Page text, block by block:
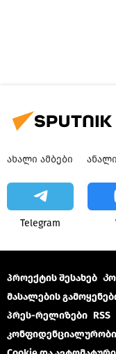
ᲐᲮᲐᲚᲘ ᲐᲛᲑᲔᲑᲘ
Telegram
პროექტის შესახებ
მასალების
პრეს-რელიზები RSS